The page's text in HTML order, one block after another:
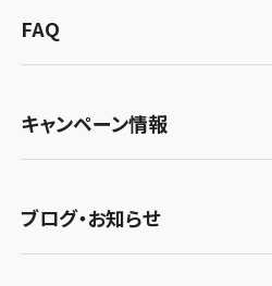
スマホスピタル 高崎
スマホスピタル鴻巣
スマホスピタル テルル三芳
スマホスピタル 熊谷
スマホスピタル ゲオデジ
スマホスピタル埼玉大宮
スマホスピタルアル・プラ
スマホスピタル 北陸総合
スマホスピタル 長野
東海
スマホスピタル岐阜
スマホスピタル 浜松
スマホスピタル静岡パルコ
スマホスピタル 藤枝
スマホスピタル名古屋駅前
関西
スマホスピタル 大阪梅田
スマホスピタル by デジホ
スマホスピタル京橋
中国・四国
スマホスピタル岡山駅前
スマホスピタル by デジホ
ち
総務省登録業者
特定商取引法に関する表記
プライバシーポリシー
郵送修理依頼
郵送修理の流れ
FAQ
キャンペーン情報
キャンペーン一覧
ブログ・お知らせ